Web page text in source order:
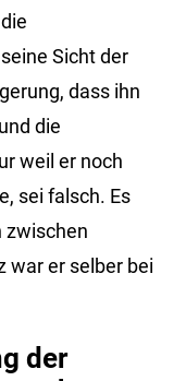
Sicht der
dass ihn
die
weil er noch
sei falsch. Es
zwischen
war er selber bei
der